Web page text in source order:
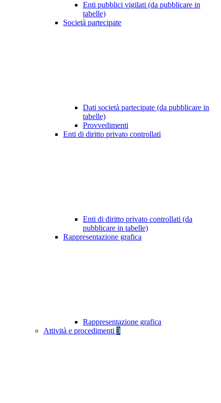
Enti pubblici vigilati (da pubblicare in
tabelle)
Società partecipate
Dati società partecipate (da pubblicare in
tabelle)
Provvedimenti
Enti di diritto privato controllati
Enti di diritto privato controllati (da
pubblicare in tabelle)
Rappresentazione grafica
Rappresentazione grafica
Attività e procedimenti 3